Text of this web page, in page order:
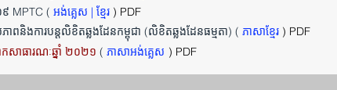
MPTC ( អង់គ្លេស | ខ្មែរ ) PDF
ាពនិងការបន្តលិខិតឆ្លងដែនកម្ពុជា (លិខិតឆ្លងដែនធម្មតា) ( ភាសាខ្មែរ ) PDF
សាធារណៈឆ្នាំ ២០២១ ( ភាសាអង់គ្លេស ) PDF